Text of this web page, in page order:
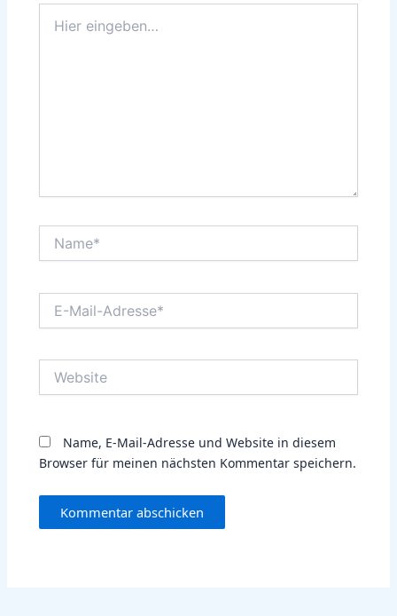
eingeben…
Mail-
Name, E-Mail-Adresse und Website in diesem
Browser für meinen nächsten Kommentar speichern.